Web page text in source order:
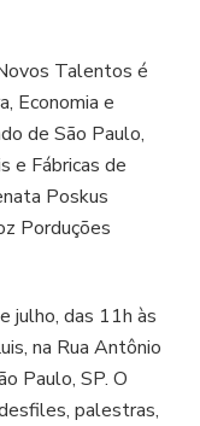
Talentos é
Economia e
de São Paulo,
e Fábricas de
Poskus
Porduções
julho, das 11h às
na Rua Antônio
Paulo, SP. O
palestras,